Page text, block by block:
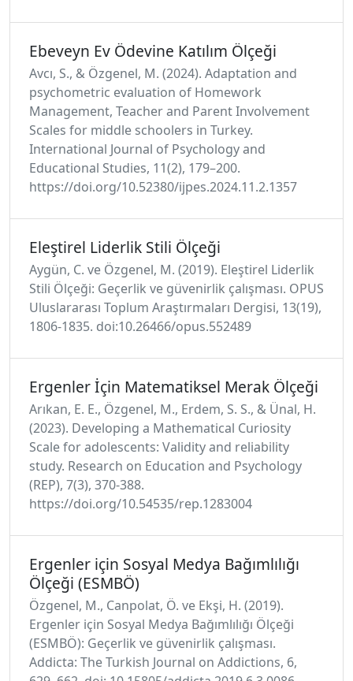
Ebeveyn Ev Ödevine Katılım Ölçeği
Avcı, S., & Özgenel, M. (2024). Adaptation and
psychometric evaluation of Homework
Management, Teacher and Parent Involvement
Scales for middle schoolers in Turkey.
International Journal of Psychology and
Educational Studies, 11(2), 179–200.
https://doi.org/10.52380/ijpes.2024.11.2.1357
Eleştirel Liderlik Stili Ölçeği
Aygün, C. ve Özgenel, M. (2019). Eleştirel Liderlik
Stili Ölçeği: Geçerlik ve güvenirlik çalışması. OPUS
Uluslararası Toplum Araştırmaları Dergisi, 13(19),
1806-1835. doi:10.26466/opus.552489
Ergenler İçin Matematiksel Merak Ölçeği
Arıkan, E. E., Özgenel, M., Erdem, S. S., & Ünal, H.
(2023). Developing a Mathematical Curiosity
Scale for adolescents: Validity and reliability
study. Research on Education and Psychology
(REP), 7(3), 370-388.
https://doi.org/10.54535/rep.1283004
Ergenler için Sosyal Medya Bağımlılığı
Ölçeği (ESMBÖ)
Özgenel, M., Canpolat, Ö. ve Ekşi, H. (2019).
Ergenler için Sosyal Medya Bağımlılığı Ölçeği
(ESMBÖ): Geçerlik ve güvenirlik çalışması.
Addicta: The Turkish Journal on Addictions, 6,